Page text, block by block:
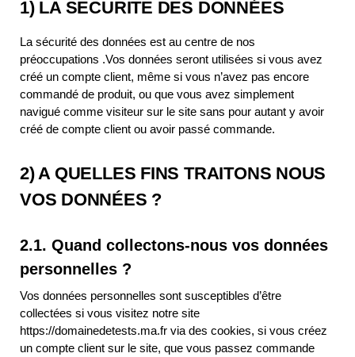
1) LA SECURITE DES DONNÉES
La sécurité des données est au centre de nos
préoccupations .Vos données seront utilisées si vous avez
créé un compte client, même si vous n’avez pas encore
commandé de produit, ou que vous avez simplement
navigué comme visiteur sur le site sans pour autant y avoir
créé de compte client ou avoir passé commande.
2) A QUELLES FINS TRAITONS NOUS
VOS DONNÉES ?
2.1. Quand collectons-nous vos données
personnelles ?
Vos données personnelles sont susceptibles d’être
collectées si vous visitez notre site
https://domainedetests.ma.fr via des cookies, si vous créez
un compte client sur le site, que vous passez commande